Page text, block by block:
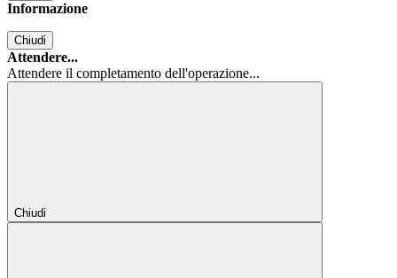
Informazione
Chiudi
Attendere...
Attendere il completamento dell'operazione...
Chiudi